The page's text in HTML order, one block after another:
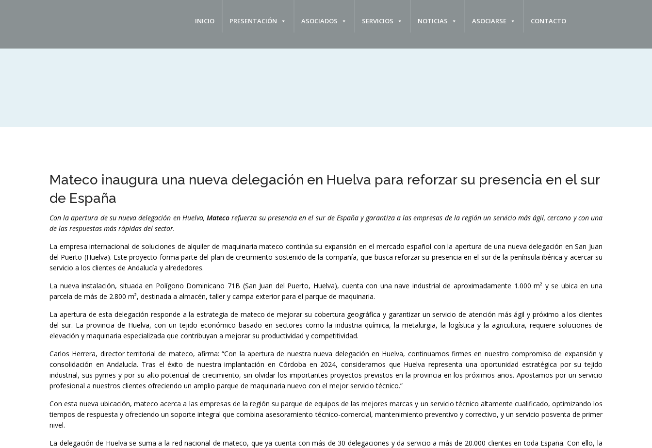
INICIO PRESENTACIÓN ASOCIADOS SERVICIOS NOTICIAS ASOCIARSE CONTACTO
Mateco inaugura una nueva delegación en Huelva para reforzar su presencia en el sur
de España
Con la apertura de su nueva delegación en Huelva,Mateco refuerza su presencia en el sur de España y garantiza a las empresas de la región un servicio más ágil, cercano y con una
de las respuestas más rápidas del sector.
La empresa internacional de soluciones de alquiler de maquinaria mateco continúa su expansión en el mercado español con la apertura de una nueva delegación en San Juan
del Puerto (Huelva). Este proyecto forma parte del plan de crecimiento sostenido de la compañía, que busca reforzar su presencia en el sur de la península ibérica y acercar su
servicio a los clientes de Andalucía y alrededores.
La nueva instalación, situada en Polígono Dominicano 71B (San Juan del Puerto, Huelva), cuenta con una nave industrial de aproximadamente 1.000 m² y se ubica en una
parcela de más de 2.800 m², destinada a almacén, taller y campa exterior para el parque de maquinaria.
La apertura de esta delegación responde a la estrategia de mateco de mejorar su cobertura geográfica y garantizar un servicio de atención más ágil y próximo a los clientes
del sur. La provincia de Huelva, con un tejido económico basado en sectores como la industria química, la metalurgia, la logística y la agricultura, requiere soluciones de
elevación y maquinaria especializada que contribuyan a mejorar su productividad y competitividad.
Carlos Herrera, director territorial de mateco, afirma: “Con la apertura de nuestra nueva delegación en Huelva, continuamos firmes en nuestro compromiso de expansión y
consolidación en Andalucía. Tras el éxito de nuestra implantación en Córdoba en 2024, consideramos que Huelva representa una oportunidad estratégica por su tejido
industrial, sus pymes y por su alto potencial de crecimiento, sin olvidar los importantes proyectos previstos en la provincia en los próximos años. Apostamos por un servicio
profesional a nuestros clientes ofreciendo un amplio parque de maquinaria nuevo con el mejor servicio técnico.”
Con esta nueva ubicación, mateco acerca a las empresas de la región su parque de equipos de las mejores marcas y un servicio técnico altamente cualificado, optimizando los
tiempos de respuesta y ofreciendo un soporte integral que combina asesoramiento técnico-comercial, mantenimiento preventivo y correctivo, y un servicio posventa de primer
nivel.
La delegación de Huelva se suma a la red nacional de mateco, que ya cuenta con más de 30 delegaciones y da servicio a más de 20.000 clientes en toda España. Con ello, la